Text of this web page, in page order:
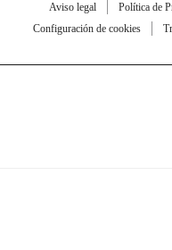
Aviso legal Política de
Configuración de cookies